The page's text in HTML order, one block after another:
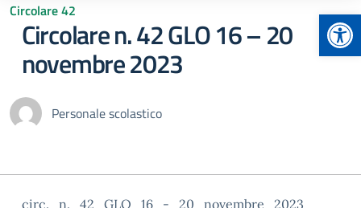
Circolare 42
Circolare n. 42 GLO 16 – 20
novembre 2023
Personale scolastico
circ._n._42_GLO_16_-_20_novembre_2023